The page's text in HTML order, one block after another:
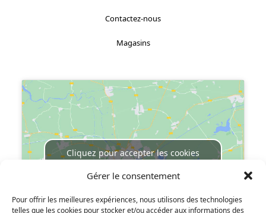
Gérer le consentement
Pour offrir les meilleures expériences, nous utilisons des technologies
telles que les cookies pour stocker et/ou accéder aux informations des
Contactez-nous
Magasins
Cliquez pour accepter les cookies